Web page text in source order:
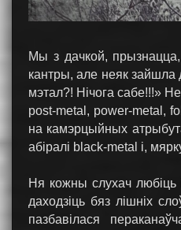
Мы з дачкой,
кантры, але неяк зайшла
мэтал?! Нічога сабе!!!»
post-metal, power-metal,
на камэрцыйных
абіралі black-metal і,
Ня кожны слухач любіць
даходзіць бяз лішніх
пазбавілася